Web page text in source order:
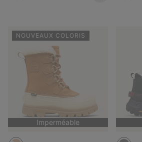
NOUVEAUX COLORIS
Imperméable